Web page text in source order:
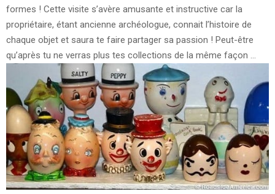
formes ! Cette visite s’avère amusante et instructive car la
propriétaire, étant ancienne archéologue, connait l’histoire de
chaque objet et saura te faire partager sa passion ! Peut-être
qu’après tu ne verras plus tes collections de la même façon …